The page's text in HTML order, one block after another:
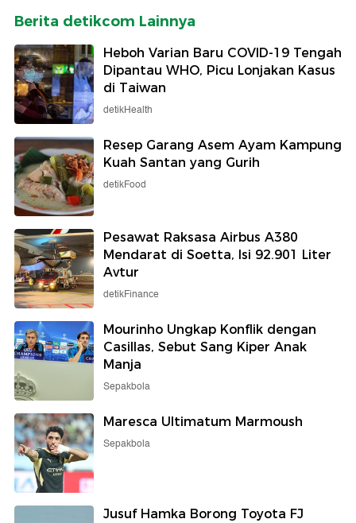
Berita detikcom Lainnya
Heboh Varian Baru COVID-19 Tengah
Dipantau WHO, Picu Lonjakan Kasus
di Taiwan
detikHealth
Resep Garang Asem Ayam Kampung
Kuah Santan yang Gurih
detikFood
Pesawat Raksasa Airbus A380
Mendarat di Soetta, Isi 92.901 Liter
Avtur
detikFinance
Mourinho Ungkap Konflik dengan
Casillas, Sebut Sang Kiper Anak
Manja
Sepakbola
Maresca Ultimatum Marmoush
Sepakbola
Jusuf Hamka Borong Toyota FJ